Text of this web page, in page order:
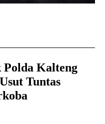
Kalteng
Tuntas